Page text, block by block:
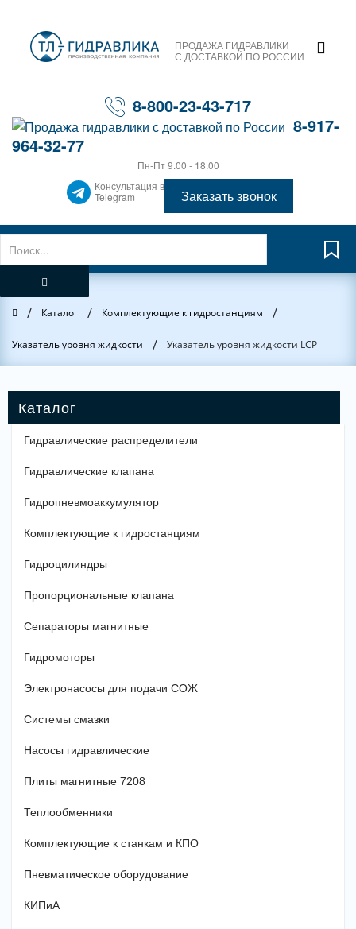
ПРОДАЖА ГИДРАВЛИКИ
С ДОСТАВКОЙ ПО РОССИИ
8-800-23-43-717
8-917-
964-32-77
Пн-Пт 9.00 - 18.00
Консультация в
Telegram
Заказать звонок
Главная
/ Каталог / Комплектующие к гидростанциям /
Указатель уровня жидкости / Указатель уровня жидкости LCP
Гидравлические распределители
Гидравлические клапана
Гидропневмоаккумулятор
Комплектующие к гидростанциям
Гидроцилиндры
Пропорциональные клапана
Сепараторы магнитные
Гидромоторы
Электронасосы для подачи СОЖ
Системы смазки
Насосы гидравлические
Плиты магнитные 7208
Теплообменники
Комплектующие к станкам и КПО
Пневматическое оборудование
КИПиА